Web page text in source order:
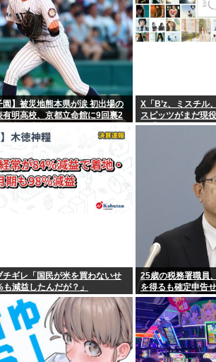
園】被災地熊本県が涙 初出場の
有明高校、京都立命館に9回裏2
X「B’z、ミスチル
スピッツがまだ現
歌手が30年後にや
チギレ「国民が米を買わないせ
も減益したんだが？」
25歳の税務署職員
を得るも確定申告
罪も